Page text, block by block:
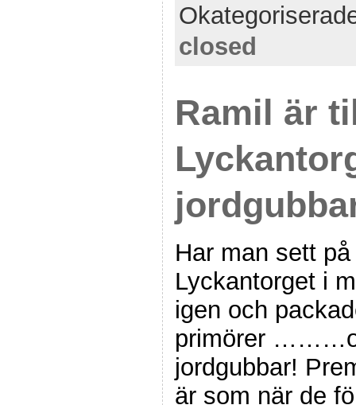
closed
Ramil är
Har man sett
Lyckantorget i
igen och
primörer
jordgubbar!
är som när de